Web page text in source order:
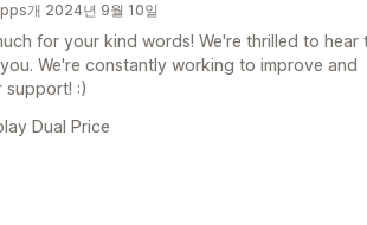
개 2024년 9월 10일
for your kind words! We're thrilled to hear
We're constantly working to improve and
support! :)
Dual Price